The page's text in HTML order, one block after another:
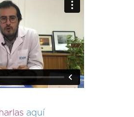
aquí